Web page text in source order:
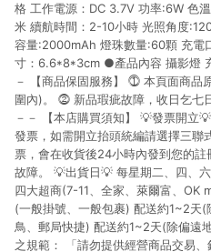
格 工作電源：DC 3.7V 功率:6W 色
米 續航時間：2-10小時 光照角度
容量:2000mAh 燈珠數量:60顆 充電
寸：6.6*8*3cm ●產品內容 攝影燈
－ 【商品保固服務】 ⓵ 本頁面商品
圍內)。 ⓶ 新品瑕疵故障，收日乞七
－－ 【本店購買須知】 💡發票開立
發票，如需開立抬頭統編請選擇三聯
票，會在收貨後24小時內發到您的
故障。 💡出貨日💡 每星期二、四、
四大超商(7-11、全家、萊爾富、
(一般掛號、一般包裹) 配送約1~2天
鳥、郵局快捷) 配送約1~2天(除偏遠
之規範： 「請勿提供經營商品交易